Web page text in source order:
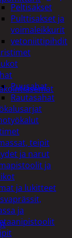
Peltisakset
Pulttisakset ja
voimaleikkurit
vetoniittipihdit
Puusahat
Rautasahat
teipit
ja narut
ja
ja lukitteet
ja